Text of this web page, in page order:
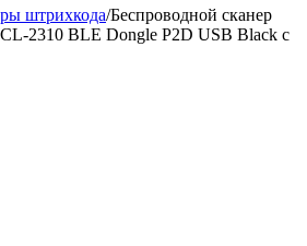
штрихкода/Беспроводной сканер
2310 BLE Dongle P2D USB Black с